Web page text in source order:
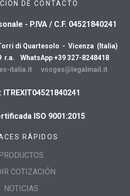
DE CONTACTO
- P.IVA / C.F. 04521840241
di Quartesolo - Vicenza (Italia)
r.a. WhatsApp +39 327-8248418
italia.it vosges@legalmail.it
ITREXIT04521840241
ISO 9001:2015
RÁPIDOS
COTIZACIÓN
NOTICIAS